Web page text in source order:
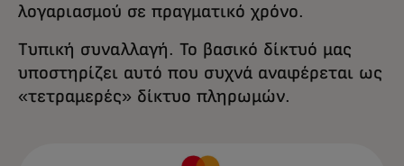
λογαριασμού σε πραγματικό χρόνο.
Τυπική συναλλαγή. Το βασικό δίκτυό μας
υποστηρίζει αυτό που συχνά αναφέρεται ως
«τετραμερές» δίκτυο πληρωμών.